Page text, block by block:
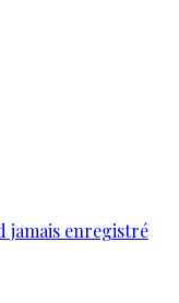
jamais enregistré